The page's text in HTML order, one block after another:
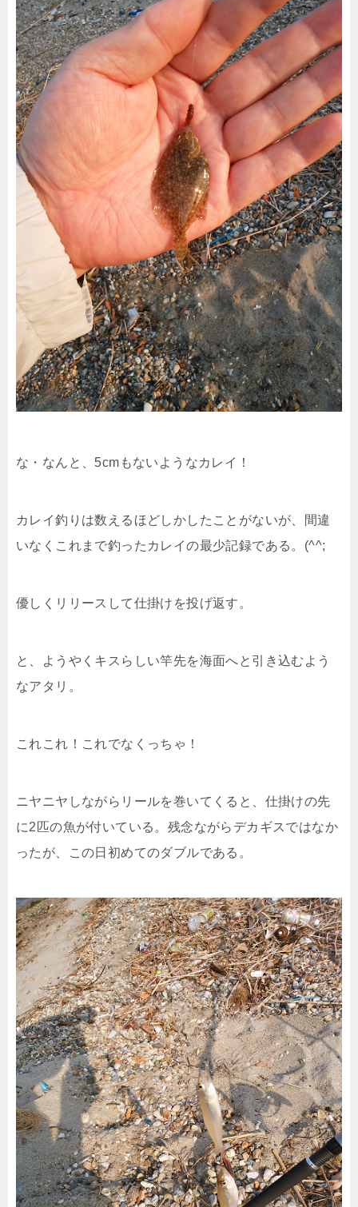
な・なんと、5cmもないようなカレイ！
カレイ釣りは数えるほどしかしたことがないが、間違
いなくこれまで釣ったカレイの最少記録である。(^^;
優しくリリースして仕掛けを投げ返す。
と、ようやくキスらしい竿先を海面へと引き込むよう
なアタリ。
これこれ！これでなくっちゃ！
ニヤニヤしながらリールを巻いてくると、仕掛けの先
に2匹の魚が付いている。残念ながらデカギスではなか
ったが、この日初めてのダブルである。